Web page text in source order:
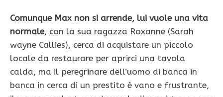
Comunque Max non si arrende, lui vuole una vita
normale, con la sua ragazza Roxanne (Sarah
wayne Callies), cerca di acquistare un piccolo
locale da restaurare per aprirci una tavola
calda, ma il peregrinare dell’uomo di banca in
banca in cerca di un prestito è vano e frustrante,